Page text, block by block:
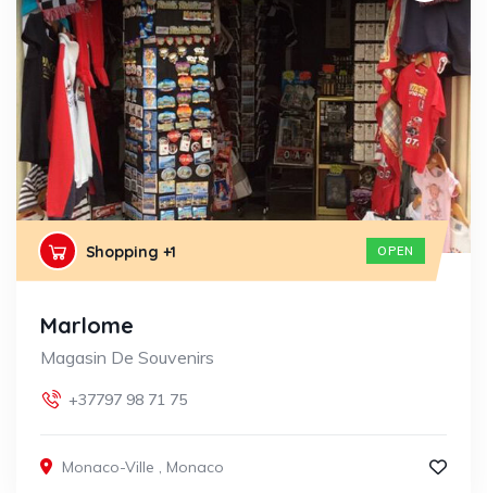
Shopping +1 OPEN
Marlome
Magasin De Souvenirs
+37797 98 71 75
Monaco-Ville , Monaco